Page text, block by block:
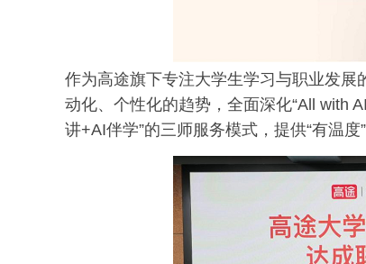
作为高途旗下专注大学生学习与职业发
动化、个性化的趋势，全面深化“All with
讲+AI伴学”的三师服务模式，提供“有温度